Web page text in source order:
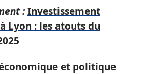
:Investissement
Lyon : les atouts du
et politique